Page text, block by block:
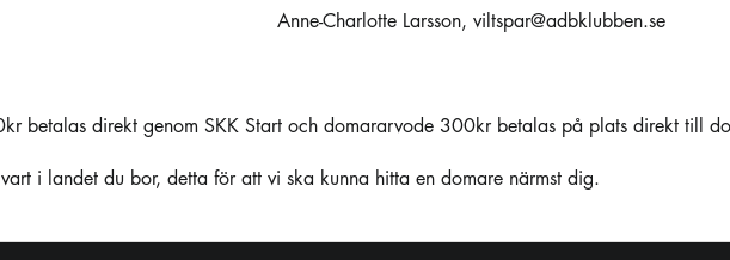
Anne-Charlotte Larsson, viltspar@adbklubben.se
betalas direkt genom SKK Start och domararvode 300kr betalas på plats direkt till
i landet du bor, detta för att vi ska kunna hitta en domare närmst dig.